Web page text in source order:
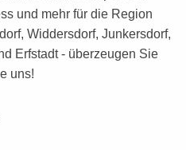
und mehr für die Region
Widdersdorf, Junkersdorf,
Erfstadt - überzeugen Sie
uns!